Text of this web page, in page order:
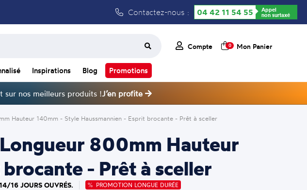
Contactez-nous : 04 42 11 54 55 Appel
non surtaxé
Compte 0 Mon Panier
Inspirations Blog Promotions
sur nos meilleurs produits !J’en profite
Hauteur 140mm - Style Haussmannien - Esprit brocante - Prêt à sceller
800mm Hauteur
- Prêt à sceller
16 JOURS OUVRÉS. PROMOTION LONGUE DURÉE